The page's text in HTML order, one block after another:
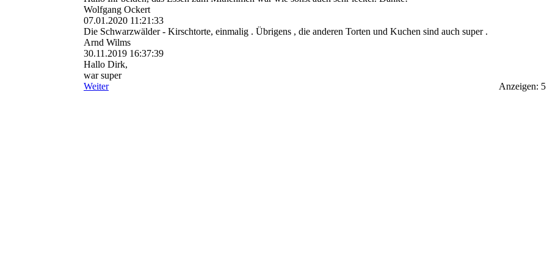
Wolfgang Ockert
07.01.2020 11:21:33
Die Schwarzwälder - Kirschtorte, einmalig . Übrigens , die anderen Torten und Kuchen sind auch super .
Arnd Wilms
30.11.2019 16:37:39
Hallo Dirk,
war super
Weiter
Anzeigen: 5